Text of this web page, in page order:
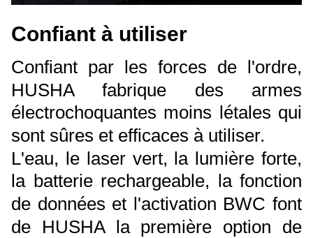
Confiant à utiliser
Confiant par les forces de l'ordre,
HUSHA fabrique des armes
électrochoquantes moins létales qui
sont sûres et efficaces à utiliser.
L'eau, le laser vert, la lumière forte,
la batterie rechargeable, la fonction
de données et l'activation BWC font
de HUSHA la première option de